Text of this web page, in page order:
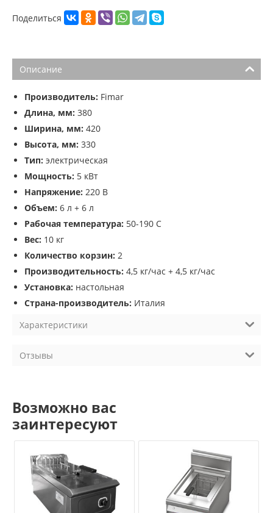
Поделиться
Описание
Производитель: Fimar
Длина, мм: 380
Ширина, мм: 420
Высота, мм: 330
Тип: электрическая
Мощность: 5 кВт
Напряжение: 220 В
Объем: 6 л + 6 л
Рабочая температура: 50-190 С
Вес: 10 кг
Количество корзин: 2
Производительность: 4,5 кг/час + 4,5 кг/час
Установка: настольная
Страна-производитель: Италия
Характеристики
Отзывы
Возможно вас
заинтересуют